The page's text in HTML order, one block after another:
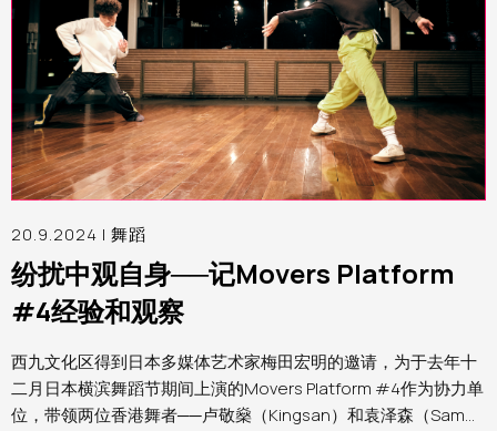
20.9.2024 | 舞蹈
纷扰中观自身──记Movers Platform
#4经验和观察
西九文化区得到日本多媒体艺术家梅田宏明的邀请，为于去年十
二月日本横滨舞蹈节期间上演的Movers Platform #4作为协力单
位，带领两位香港舞者──卢敬燊（Kingsan）和袁泽森（Sam）